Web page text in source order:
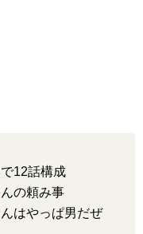
12話構成
の頼み事
はやっぱ男だぜ